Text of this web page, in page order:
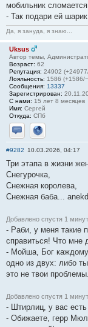
мобильник
- Так подари ей
Да, я зануда, я знаю...
Uksus
Автор темы,
Возраст: 62
Репутация: 24902
Лояльность: 1586 (+1586/
Сообщения: 13337
Зарегистрирован:
С нами: 15 лет 8 месяцев
Имя: Сергей
Откуда: СПб
Отправить
Сайт
#9282 10.03.2026, 04:17
Три этапа в жизни
Снегурочка,
Снежная королева,
Снежная баба...
Добавлено спустя 1
- Раби, у меня такие
справиться! Что мне
- Мойша, Бог
одно из двух: либо
это не твои
Добавлено спустя 1
- Штирлиц, у вас
- Обижаете, герр